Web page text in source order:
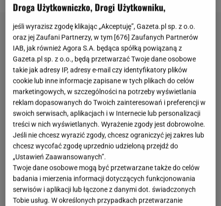
Droga Użytkowniczko, Drogi Użytkowniku,
jeśli wyrazisz zgodę klikając „Akceptuję”, Gazeta.pl sp. z o.o.
oraz jej Zaufani Partnerzy, w tym [676] Zaufanych Partnerów
IAB, jak również Agora S.A. będąca spółką powiązaną z
Gazeta.pl sp. z o.o., będą przetwarzać Twoje dane osobowe
takie jak adresy IP, adresy e-mail czy identyfikatory plików
cookie lub inne informacje zapisane w tych plikach do celów
marketingowych, w szczególności na potrzeby wyświetlania
reklam dopasowanych do Twoich zainteresowań i preferencji w
swoich serwisach, aplikacjach i w Internecie lub personalizacji
treści w nich wyświetlanych. Wyrażenie zgody jest dobrowolne.
Jeśli nie chcesz wyrazić zgody, chcesz ograniczyć jej zakres lub
chcesz wycofać zgodę uprzednio udzieloną przejdź do
„Ustawień Zaawansowanych”.
Twoje dane osobowe mogą być przetwarzane także do celów
badania i mierzenia informacji dotyczących funkcjonowania
serwisów i aplikacji lub łączone z danymi dot. świadczonych
Tobie usług. W określonych przypadkach przetwarzanie